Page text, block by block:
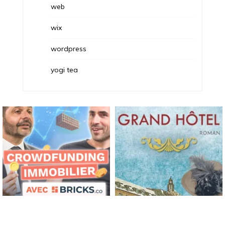
web
wix
wordpress
yogi tea